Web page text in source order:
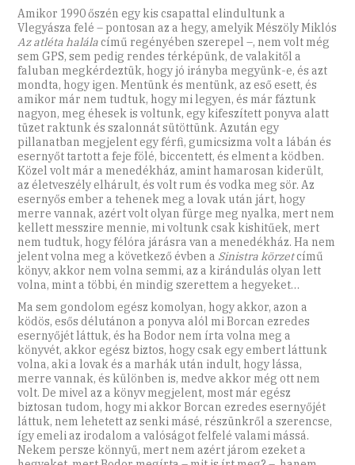
Amikor 1990 őszén egy kis csapattal elindultunk a
Vlegyásza felé – pontosan az a hegy, amelyik Mészöly Miklós
Az atléta halálacímű regényében szerepel –, nem volt még
sem GPS, sem pedig rendes térképünk, de valakitől a
faluban megkérdeztük, hogy jó irányba megyünk-e, és azt
mondta, hogy igen. Mentünk és mentünk, az eső esett, és
amikor már nem tudtuk, hogy mi legyen, és már fáztunk
nagyon, meg éhesek is voltunk, egy kifeszített ponyva alatt
tüzet raktunk és szalonnát sütöttünk. Azután egy
pillanatban megjelent egy férfi, gumicsizma volt a lábán és
esernyőt tartott a feje fölé, biccentett, és elment a ködben.
Közel volt már a menedékház, amint hamarosan kiderült,
az életveszély elhárult, és volt rum és vodka meg sör. Az
esernyős ember a tehenek meg a lovak után járt, hogy
merre vannak, azért volt olyan fürge meg nyalka, mert nem
kellett messzire mennie, mi voltunk csak kishitűek, mert
nem tudtuk, hogy félóra járásra van a menedékház. Ha nem
jelent volna meg a következő évben a Sinistra körzetcímű
könyv, akkor nem volna semmi, az a kirándulás olyan lett
volna, mint a többi, én mindig szerettem a hegyeket…
Ma sem gondolom egész komolyan, hogy akkor, azon a
ködös, esős délutánon a ponyva alól mi Borcan ezredes
esernyőjét láttuk, és ha Bodor nem írta volna meg a
könyvét, akkor egész biztos, hogy csak egy embert láttunk
volna, aki a lovak és a marhák után indult, hogy lássa,
merre vannak, és különben is, medve akkor még ott nem
volt. De mivel az a könyv megjelent, most már egész
biztosan tudom, hogy mi akkor Borcan ezredes esernyőjét
láttuk, nem lehetett az senki másé, részünkről a szerencse,
így emeli az irodalom a valóságot felfelé valami mássá.
Nekem persze könnyű, mert nem azért járom ezeket a